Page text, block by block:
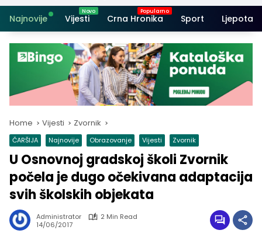
Najnovije Vijesti Crna Hronika Sport Ljepota i
Home Vijesti Zvornik
ČARŠIJA Najnovije Obrazovanje Vijesti Zvornik
U Osnovnoj gradskoj školi Zvornik
počela je dugo očekivana adaptacija
svih školskih objekata
Administrator
2 Min Read
14/06/2017